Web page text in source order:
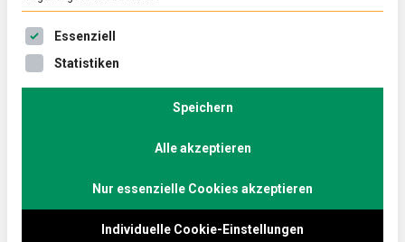
Balance in Europa“
21. Mai 2019
mehr
soziale
Balance
Bernd Westphal, wirtschafts- und energiepolitischer
Sprecher der SPD, im Talk zu Europa, Europas
Es folgt eine Liste der Service-Gruppen, für die eine
Essenziell
Statistiken
Speichern
Alle akzeptieren
Nur essenzielle Cookies akzeptieren
Individuelle Cookie-Einstellungen